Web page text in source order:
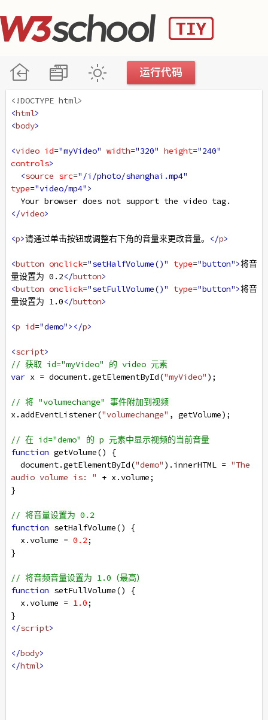
<!DOCTYPE html>
<html>
<body>
<video id="myVideo" width="320" height="240"
controls>
<source src="/i/photo/shanghai.mp4"
type="video/mp4">
  Your browser does not support the video tag.
</video>
<p>请通过单击按钮或调整右下角的音量来更改音量。 </p>
<button onclick="setHalfVolume()" type="button">将音
量设置为 0.2</button>
<button onclick="setFullVolume()" type="button">将音
量设置为 1.0</button>
<p id="demo"></p>
<script>
// 获取 id="myVideo" 的 video 元素
var x = document.getElementById("myVideo" );
// 将 "volumechange" 事件附加到视频
x.addEventListener("volumechange" , getVolume);
// 在 id="demo" 的 p 元素中显示视频的当前音量
function getVolume
document.getElementById("demo" ). innerHTML = "The
audio volume is: "
+ x.volume;
// 将音量设置为 0.2
function setHalfVolume
x.volume = 0.2;
// 将音频音量设置为 1.0（最高）
function setFullVolume
x.volume = 1.0;
</script>
</body>
</html>